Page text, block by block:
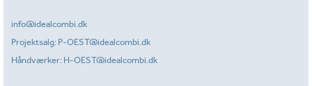
info@idealcombi.dk
Projektsalg: P-OEST@idealcombi.dk
Håndværker: H-OEST@idealcombi.dk